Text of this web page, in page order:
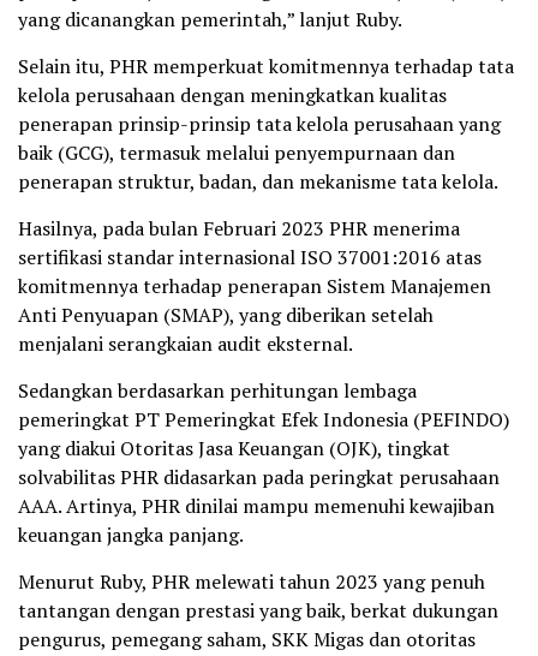
yang dicanangkan pemerintah,” lanjut Ruby.
Selain itu, PHR memperkuat komitmennya terhadap tata
kelola perusahaan dengan meningkatkan kualitas
penerapan prinsip-prinsip tata kelola perusahaan yang
baik (GCG), termasuk melalui penyempurnaan dan
penerapan struktur, badan, dan mekanisme tata kelola.
Hasilnya, pada bulan Februari 2023 PHR menerima
sertifikasi standar internasional ISO 37001:2016 atas
komitmennya terhadap penerapan Sistem Manajemen
Anti Penyuapan (SMAP), yang diberikan setelah
menjalani serangkaian audit eksternal.
Sedangkan berdasarkan perhitungan lembaga
pemeringkat PT Pemeringkat Efek Indonesia (PEFINDO)
yang diakui Otoritas Jasa Keuangan (OJK), tingkat
solvabilitas PHR didasarkan pada peringkat perusahaan
AAA. Artinya, PHR dinilai mampu memenuhi kewajiban
keuangan jangka panjang.
Menurut Ruby, PHR melewati tahun 2023 yang penuh
tantangan dengan prestasi yang baik, berkat dukungan
pengurus, pemegang saham, SKK Migas dan otoritas